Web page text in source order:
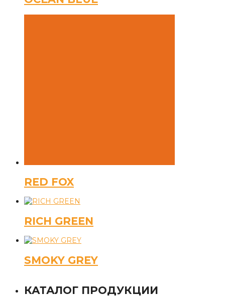
RED FOX
RICH GREEN
SMOKY GREY
КАТАЛОГ ПРОДУКЦИИ